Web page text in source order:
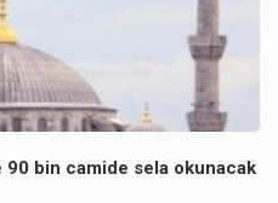
90 bin camide sela okunacak